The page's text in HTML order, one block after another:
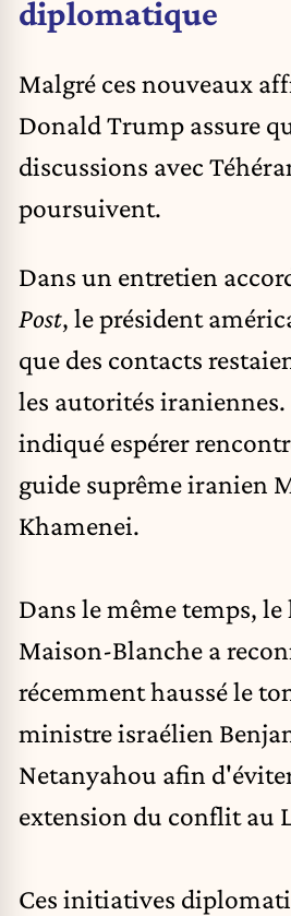
diplomatique
Malgré ces nouveaux
Donald Trump assure
discussions avec
poursuivent.
Dans un entretien
Post, le président
que des contacts
les autorités
indiqué espérer
guide suprême iranien
Khamenei.
Dans le même temps,
Maison-Blanche a
récemment haussé le
ministre israélien
Netanyahou afin
extension du conflit au
Ces initiatives